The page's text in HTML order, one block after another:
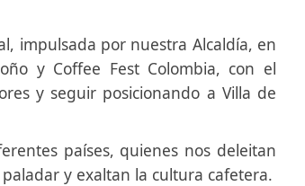
impulsada por nuestra Alcaldía, en
y Coffee Fest Colombia, con el
y seguir posicionando a Villa de
países, quienes nos deleitan
y exaltan la cultura cafetera.​